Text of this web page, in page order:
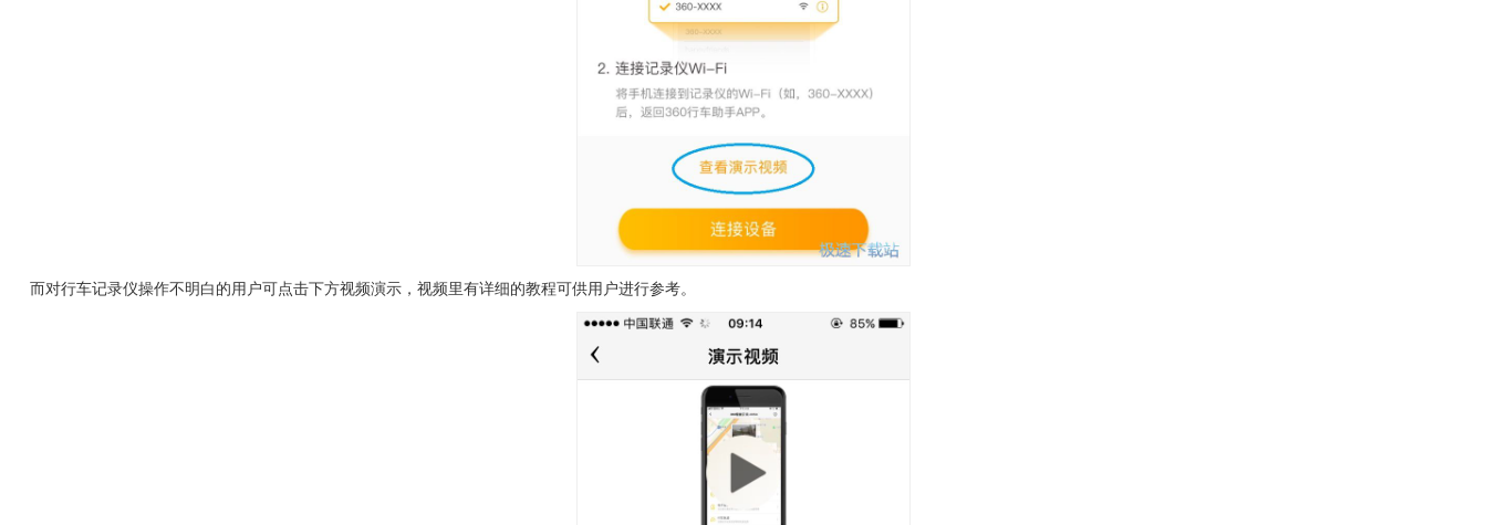
而对行车记录仪操作不明白的用户可点击下方视频演示，视频里有详细的教程可供用户进行参考。